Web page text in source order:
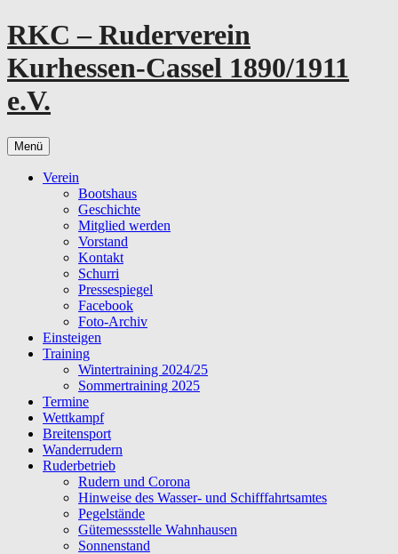
Zum
Inhalt
springen
RKC – Ruderverein
Kurhessen-Cassel 1890/1911
e.V.
Menü
Verein
Bootshaus
Geschichte
Mitglied werden
Vorstand
Kontakt
Schurri
Pressespiegel
Facebook
Foto-Archiv
Einsteigen
Training
Wintertraining 2024/25
Sommertraining 2025
Termine
Wettkampf
Breitensport
Wanderrudern
Ruderbetrieb
Rudern und Corona
Hinweise des Wasser- und Schifffahrtsamtes
Pegelstände
Gütemessstelle Wahnhausen
Sonnenstand